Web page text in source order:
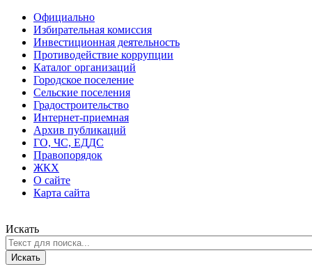
Официально
Избирательная комиссия
Инвестиционная деятельность
Противодействие коррупции
Каталог организаций
Городское поселение
Сельские поселения
Градостроительство
Интернет-приемная
Архив публикаций
ГО, ЧС, ЕДДС
Правопорядок
ЖКХ
О сайте
Карта сайта
Искать
Искать